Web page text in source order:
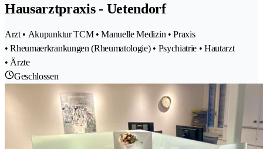
Hausarztpraxis - Uetendorf
Arzt • Akupunktur TCM • Manuelle Medizin • Praxis
• Rheumaerkrankungen (Rheumatologie) • Psychiatrie • Hautarzt
• Ärzte
Geschlossen